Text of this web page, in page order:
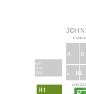
H1
JOHNNY
HAYNES
SUITES BL
AL
A B